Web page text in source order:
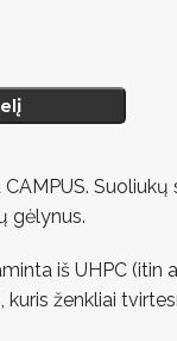
Suoliukų
gėlynus.
iš UHPC (itin
ženkliai